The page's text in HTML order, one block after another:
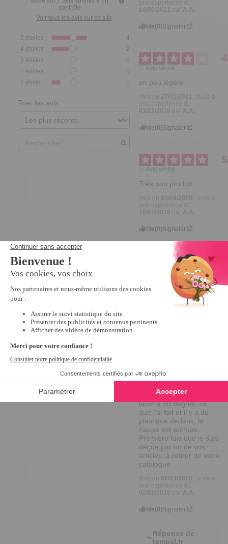
contrôle
Voir tous les avis sur ce site
5 étoiles
4
4 étoiles
2
3 étoiles
0
2 étoiles
0
1 étoile 1
Trier les avis
14/06/2021
A.A.
Utile(0)Signaler
4
Avis vérifié
un peu légère
Utile(0)Signaler
5
Avis vérifié
Très bon produit
05/09/2020
une expérience du
A.A.
Utile(0)Signaler
Avis vérifié
Conforme à la
commande
08/08/2020 , suite à
18/06/2020
Avis vérifié
Soi-disant qu'on peut la
laver à 30 degrés, ce
que j'ai fait et il y a du
plastique dedans, la
nappe est abîmée.
Première fois que je suis
déçue par un de vos
articles, à retirer de votre
catalogue
02/03/2020
une expérience du
02/02/2020
par A.A.
Utile(0)Signaler
Réponse de
tempsl.fr